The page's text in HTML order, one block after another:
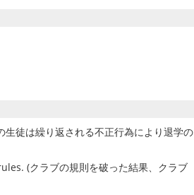
徒は繰り返される不正行為により退学の
(クラブの規則を破った結果、クラブ